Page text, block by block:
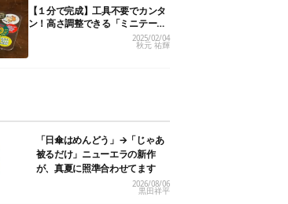
【１分で完成】工具不要でカンタ
ン！高さ調整できる「ミニテーブ
ル」作ってみた。材料はまさか
2025/02/04
秋元 祐輝
「日傘はめんどう」→「じゃあ
被るだけ」ニューエラの新作
が、真夏に照準合わせてます
2026/08/06
黒田祥平